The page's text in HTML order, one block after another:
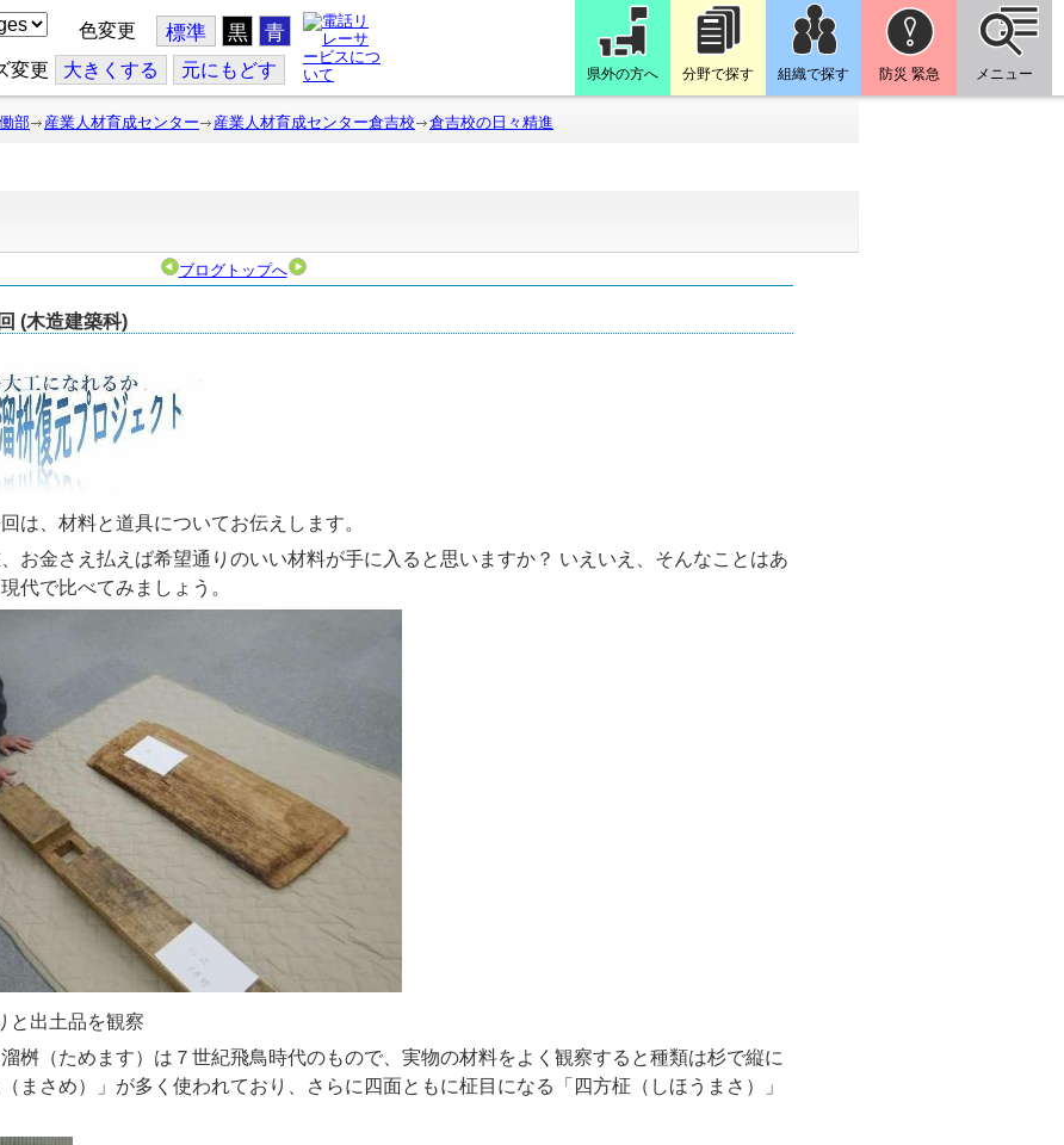
色変更 標準 黒 青
変更 大きくする 元にもどす 県外の方へ 分野で探す 組織で探す 防災 緊急 メニュー
部 産業人材育成センター 産業人材育成センター倉吉校 倉吉校の日々精進
ブログトップへ
(木造建築科)
、材料と道具についてお伝えします。
お金さえ払えば希望通りのいい材料が手に入ると思いますか？ いえいえ、そんなことはあ
代で比べてみましょう。
品を観察
桝（ためます）は７世紀飛鳥時代のもので、実物の材料をよく観察すると種類は杉で縦に
まさめ）」が多く使われており、さらに四面ともに柾目になる「四方柾（しほうまさ）」